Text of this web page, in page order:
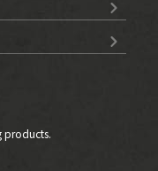
products.